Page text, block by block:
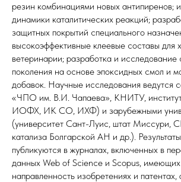
резин комбинациями новых антипиренов;
динамики каталитических реакций;
защитных покрытий специального
высокоэффективные клеевые составы для
ветеринарии; разработка и
поколения на основе эпоксидных смол и
добавок. Научные исследования ведутся
«ЧПО им. В.И. Чапаева», КНИТУ,
ИОФХ, ИК СО, ИХФ) и зарубежными
(университет Сант-Луис, штат Миссури,
катализа Болгарской АН и др.).
публикуются в журналах, включенных в
данных Web of Science и Scopus,
направленность изобретениях и патентах,